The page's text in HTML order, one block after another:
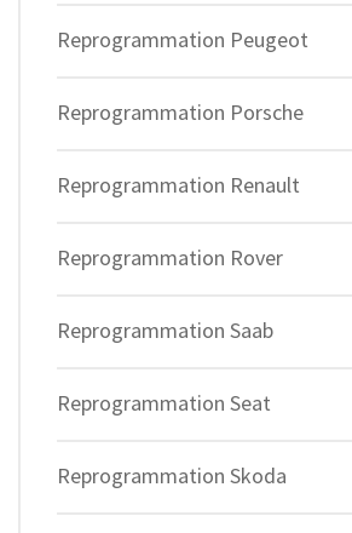
Reprogrammation Peugeot
Reprogrammation Porsche
Reprogrammation Renault
Reprogrammation Rover
Reprogrammation Saab
Reprogrammation Seat
Reprogrammation Skoda